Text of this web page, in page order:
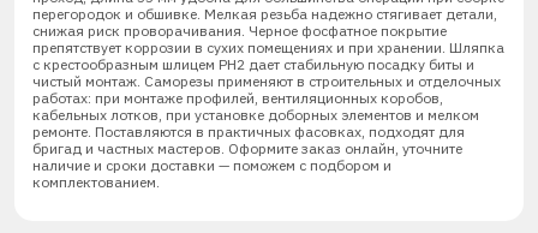
перегородок и обшивке. Мелкая резьба надежно стягивает детали,
снижая риск проворачивания. Черное фосфатное покрытие
препятствует коррозии в сухих помещениях и при хранении. Шляпка
с крестообразным шлицем PH2 дает стабильную посадку биты и
чистый монтаж. Саморезы применяют в строительных и отделочных
работах: при монтаже профилей, вентиляционных коробов,
кабельных лотков, при установке доборных элементов и мелком
ремонте. Поставляются в практичных фасовках, подходят для
бригад и частных мастеров. Оформите заказ онлайн, уточните
наличие и сроки доставки — поможем с подбором и
комплектованием.